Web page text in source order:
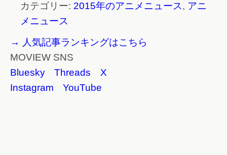
カテゴリー: 2015年のアニメニュース, アニ
メニュース
→ 人気記事ランキングはこちら
MOVIEW SNS
Bluesky
Threads
X
Instagram
YouTube